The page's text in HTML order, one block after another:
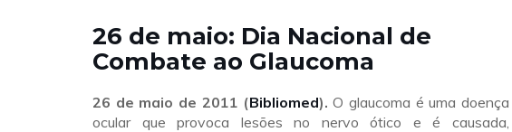
26 de maio: Dia Nacional de
Combate ao Glaucoma
26 de maio de 2011 (Bibliomed). O glaucoma é uma doença
ocular que provoca lesões no nervo ótico e é causada,